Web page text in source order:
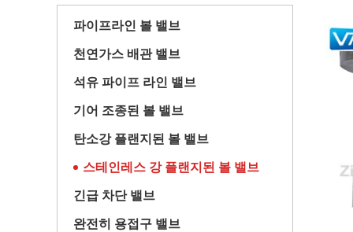
파이프라인 볼 밸브
천연가스 배관 밸브
석유 파이프 라인 밸브
기어 조종된 볼 밸브
탄소강 플랜지된 볼 밸브
스테인레스 강 플랜지된 볼 밸브
긴급 차단 밸브
완전히 용접구 밸브